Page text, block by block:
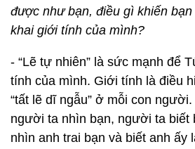
được như bạn, điều gì khiến
khai giới tính của mình?
- “Lẽ tự nhiên” là sức mạnh để
tính của mình. Giới tính là điều
“tất lẽ dĩ ngẫu” ở mỗi con
người ta nhìn bạn, người ta biết
nhìn anh trai bạn và biết anh ấy